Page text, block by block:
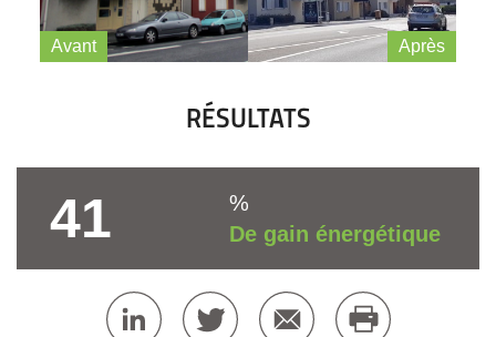
Après
Avant
RÉSULTATS
41
%
De gain énergétique